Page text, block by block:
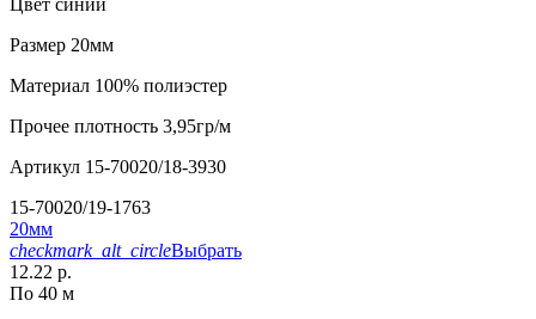
Цвет синий
Размер 20мм
Материал 100% полиэстер
Прочее плотность 3,95гр/м
Артикул 15-70020/18-3930
15-70020/19-1763
20мм
checkmark_alt_circleВыбрать
12.22 р.
По 40 м